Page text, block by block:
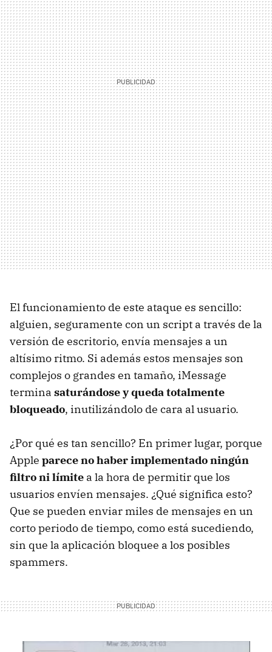
El funcionamiento de este ataque es sencillo:
alguien, seguramente con un script a través de la
versión de escritorio, envía mensajes a un
altísimo ritmo. Si además estos mensajes son
complejos o grandes en tamaño, iMessage
termina saturándose y queda totalmente
bloqueado, inutilizándolo de cara al usuario.
¿Por qué es tan sencillo? En primer lugar, porque
Apple parece no haber implementado ningún
filtro ni límite a la hora de permitir que los
usuarios envíen mensajes. ¿Qué significa esto?
Que se pueden enviar miles de mensajes en un
corto periodo de tiempo, como está sucediendo,
sin que la aplicación bloquee a los posibles
spammers.